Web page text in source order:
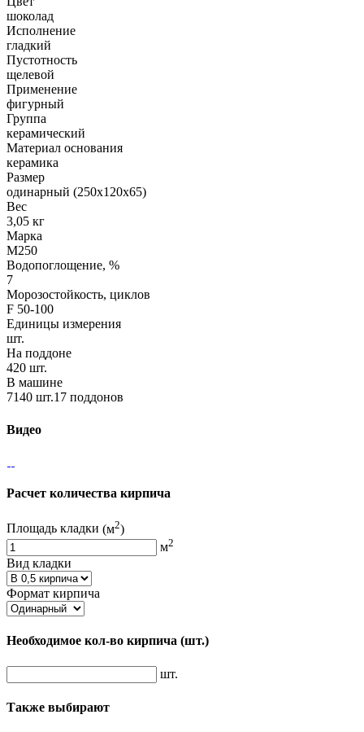
шоколад
Исполнение
гладкий
Пустотность
щелевой
Применение
фигурный
Группа
керамический
Материал основания
керамика
Размер
одинарный (250х120х65)
Вес
3,05 кг
Марка
М250
Водопоглощение, %
7
Морозостойкость, циклов
F 50-100
Единицы измерения
шт.
На поддоне
420 шт.
В машине
7140 шт.17 поддонов
Видео
Расчет количества кирпича
Площадь кладки (м2)
м2
Вид кладки
Формат кирпича
Необходимое кол-во кирпича (шт.)
шт.
Также выбирают